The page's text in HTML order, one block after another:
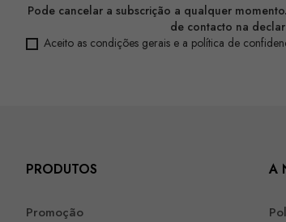
Pode cancelar a subscrição a qualquer
de contacto na
Aceito as condições gerais e a política de
PRODUTOS
Promoção
A